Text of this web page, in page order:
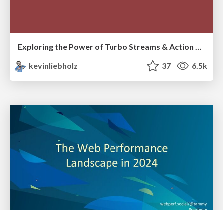
Exploring the Power of Turbo Streams & Action Cable | RailsConf2023
kevinliebholz
37 6.5k